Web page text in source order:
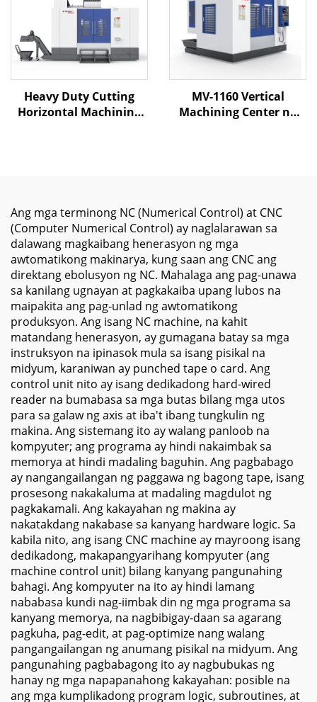
Heavy Duty Cutting
Horizontal Machining
MV-1160 Vertical
Machining Center na
Ang mga terminong NC (Numerical Control) at CNC
(Computer Numerical Control) ay naglalarawan sa
dalawang magkaibang henerasyon ng mga
awtomatikong makinarya, kung saan ang CNC ang
direktang ebolusyon ng NC. Mahalaga ang pag-unawa
sa kanilang ugnayan at pagkakaiba upang lubos na
maipakita ang pag-unlad ng awtomatikong
produksyon. Ang isang NC machine, na kahit
matandang henerasyon, ay gumagana batay sa mga
instruksyon na ipinasok mula sa isang pisikal na
midyum, karaniwan ay punched tape o card. Ang
control unit nito ay isang dedikadong hard-wired
reader na bumabasa sa mga butas bilang mga utos
para sa galaw ng axis at iba't ibang tungkulin ng
makina. Ang sistemang ito ay walang panloob na
kompyuter; ang programa ay hindi nakaimbak sa
memorya at hindi madaling baguhin. Ang pagbabago
ay nangangailangan ng paggawa ng bagong tape, isang
prosesong nakakaluma at madaling magdulot ng
pagkakamali. Ang kakayahan ng makina ay
nakatakdang nakabase sa kanyang hardware logic. Sa
kabila nito, ang isang CNC machine ay mayroong isang
dedikadong, makapangyarihang kompyuter (ang
machine control unit) bilang kanyang pangunahing
bahagi. Ang kompyuter na ito ay hindi lamang
nababasa kundi nag-iimbak din ng mga programa sa
kanyang memorya, na nagbibigay-daan sa agarang
pagkuha, pag-edit, at pag-optimize nang walang
pangangailangan ng anumang pisikal na midyum. Ang
pangunahing pagbabagong ito ay nagbubukas ng
hanay ng mga napapanahong kakayahan: posible na
ang mga kumplikadong program logic, subroutines, at